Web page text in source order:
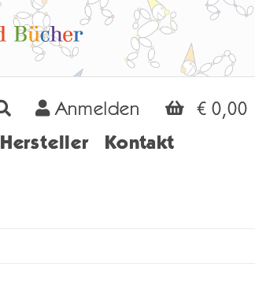
Hersteller Kontakt
Anmelden € 0,00